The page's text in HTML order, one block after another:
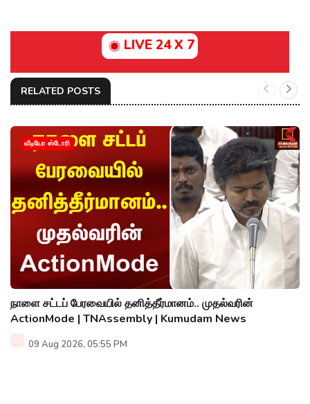
LIVE 24 X 7
RELATED POSTS
வீடியோ ஸ்டோரி
நாளை சட்டப் பேரவையில் தனித்தீர்மானம்.. முதல்வரின்
ActionMode | TNAssembly | Kumudam News
09 Aug 2026, 05:55 PM